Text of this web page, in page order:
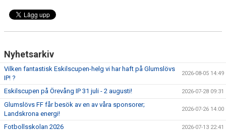
Nyhetsarkiv
Vilken fantastisk Eskilscupen-helg vi har haft på Glumslövs
IP! ?
2026-08-05 14:49
Eskilscupen på Örevång IP 31 juli - 2 augusti! 2026-07-28 09:31
Glumslövs FF får besök av en av våra sponsorer;
Landskrona energi!
2026-07-26 14:00
Fotbollsskolan 2026 2026-07-13 22:41